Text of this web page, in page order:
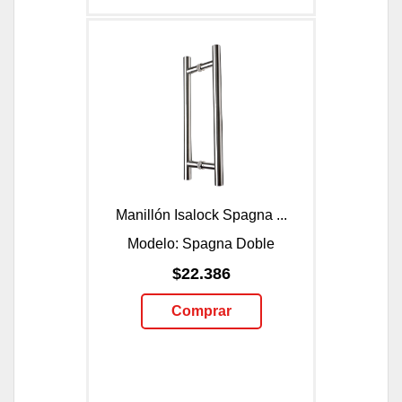
Manillón Isalock Spagna ...
Modelo: Spagna Doble
$22.386
Comprar